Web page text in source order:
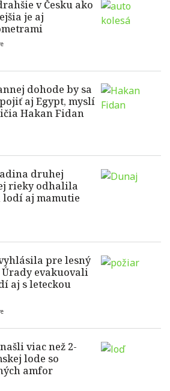
v Česku ako
je aj
dohode by sa
aj Egypt, myslí
Hakan Fidan
druhej
rieky odhalila
aj mamutie
pre lesný
evakuovali
aj s leteckou
viac než 2-
lode so
amfor